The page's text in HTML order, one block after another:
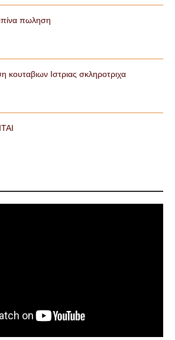
πωληση
κουταβιων Ιστριας σκληροτριχα
Ενόψει της έναρξης της κυνηγετικής περιόδου
2026-2027, ο Πρόεδρος της Κυνηγετικής